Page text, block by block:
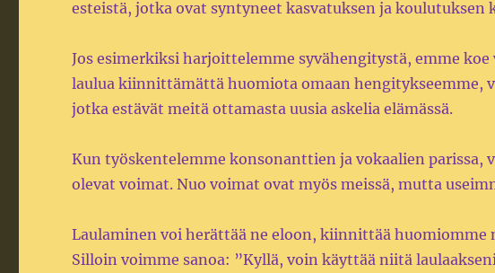
esteistä, jotka ovat syntyneet kasvatuksen ja koulutuksen
Jos esimerkiksi harjoittelemme syvähengitystä, emme
laulua kiinnittämättä huomiota omaan hengitykseemme,
jotka estävät meitä ottamasta uusia askelia elämässä.
Kun työskentelemme konsonanttien ja vokaalien parissa,
olevat voimat. Nuo voimat ovat myös meissä, mutta
Laulaminen voi herättää ne eloon, kiinnittää
Silloin voimme sanoa: ”Kyllä, voin käyttää niitä